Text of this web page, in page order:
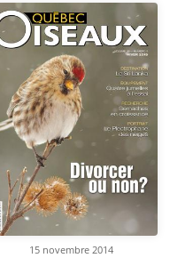
15 novembre 2014